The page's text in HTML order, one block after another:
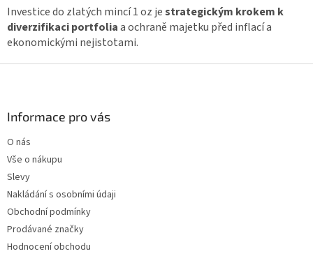
l
á
d
c
Investice do zlatých mincí 1 oz jestrategickým krokem k
diverzifikaci portfoliaa ochraně majetku před inflací a
ekonomickými nejistotami.
Informace pro vás
O nás
Vše o nákupu
Slevy
Nakládání s osobními údaji
Obchodní podmínky
Prodávané značky
Hodnocení obchodu